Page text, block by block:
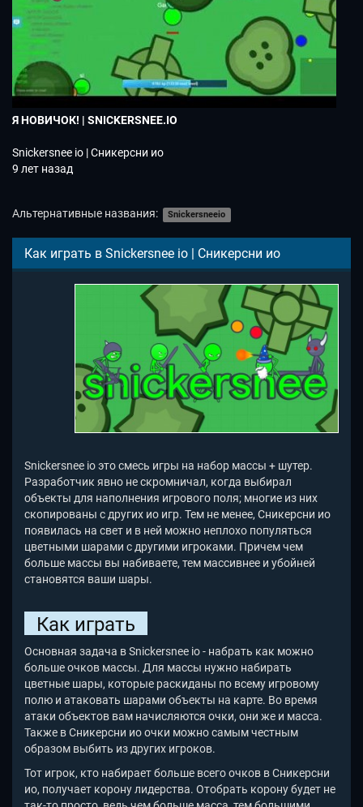
Я НОВИЧОК! | SNICKERSNEE.IO
Snickersnee io | Сникерсни ио
9 лет назад
Альтернативные названия: Snickersneeio
Как играть в Snickersnee io | Сникерсни ио
Snickersnee io это смесь игры на набор массы + шутер.
Разработчик явно не скромничал, когда выбирал
объекты для наполнения игрового поля; многие из них
скопированы с других ио игр. Тем не менее, Сникерсни ио
появилась на свет и в ней можно неплохо популяться
цветными шарами с другими игроками. Причем чем
больше массы вы набиваете, тем массивнее и убойней
становятся ваши шары.
Как играть
Основная задача в Snickersnee io- набрать как можно
больше очков массы. Для массы нужно набирать
цветные шары, которые раскиданы по всему игровому
полю и атаковать шарами объекты на карте. Во время
атаки объектов вам начисляются очки, они же и масса.
Также в Сникерсни ио очки можно самым честным
образом выбить из других игроков.
Тот игрок, кто набирает больше всего очков в Сникерсни
ио, получает корону лидерства. Отобрать корону будет не